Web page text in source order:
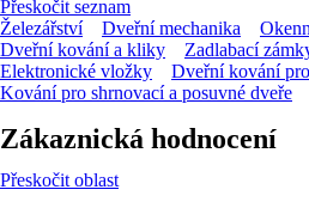
Přeskočit seznam
Železářství
Dveřní mechanika
Dveřní kování a kliky
Zadlabací
Elektronické vložky
Dveřní kování
Kování pro shrnovací a posuvné dveře
Zákaznická hodnocení
Přeskočit oblast